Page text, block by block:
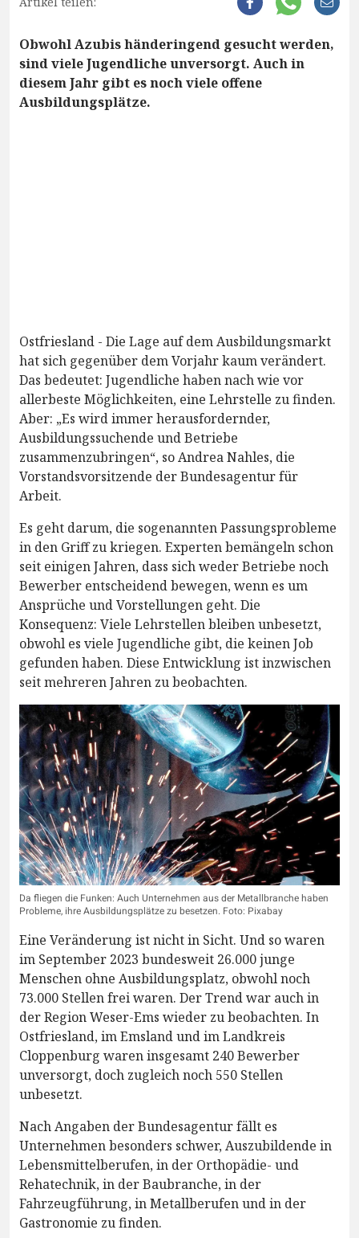
Obwohl Azubis händeringend gesucht werden,
sind viele Jugendliche unversorgt. Auch in
diesem Jahr gibt es noch viele offene
Ausbildungsplätze.
Ostfriesland - Die Lage auf dem Ausbildungsmarkt
hat sich gegenüber dem Vorjahr kaum verändert.
Das bedeutet: Jugendliche haben nach wie vor
allerbeste Möglichkeiten, eine Lehrstelle zu finden.
Aber: „Es wird immer herausfordernder,
Ausbildungssuchende und Betriebe
zusammenzubringen“, so Andrea Nahles, die
Vorstandsvorsitzende der Bundesagentur für
Arbeit.
Es geht darum, die sogenannten Passungsprobleme
in den Griff zu kriegen. Experten bemängeln schon
seit einigen Jahren, dass sich weder Betriebe noch
Bewerber entscheidend bewegen, wenn es um
Ansprüche und Vorstellungen geht. Die
Konsequenz: Viele Lehrstellen bleiben unbesetzt,
obwohl es viele Jugendliche gibt, die keinen Job
gefunden haben. Diese Entwicklung ist inzwischen
seit mehreren Jahren zu beobachten.
Da fliegen die Funken: Auch Unternehmen aus der Metallbranche haben
Probleme, ihre Ausbildungsplätze zu besetzen. Foto: Pixabay
Eine Veränderung ist nicht in Sicht. Und so waren
im September 2023 bundesweit 26.000 junge
Menschen ohne Ausbildungsplatz, obwohl noch
73.000 Stellen frei waren. Der Trend war auch in
der Region Weser-Ems wieder zu beobachten. In
Ostfriesland, im Emsland und im Landkreis
Cloppenburg waren insgesamt 240 Bewerber
unversorgt, doch zugleich noch 550 Stellen
unbesetzt.
Nach Angaben der Bundesagentur fällt es
Unternehmen besonders schwer, Auszubildende in
Lebensmittelberufen, in der Orthopädie- und
Rehatechnik, in der Baubranche, in der
Fahrzeugführung, in Metallberufen und in der
Gastronomie zu finden.